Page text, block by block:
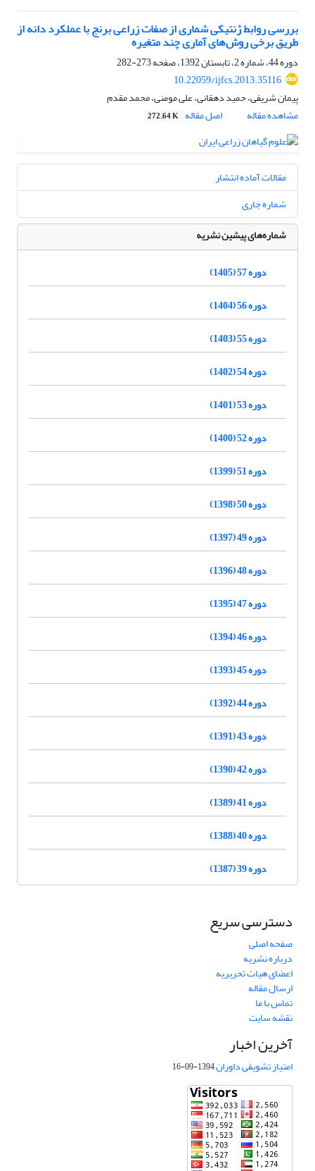
بررسی روابط ژنتیکی شماری از صفات زراعی برنج با عملکرد دانه از
طریق برخی روش‌های آماری چند متغیره
دوره 44، شماره 2، تابستان 1392، صفحه
273-282
10.22059/ijfcs.2013.35116
پیمان شریفى، حمید دهقانی، علی مومنی، محمد مقدم
مشاهده مقاله
اصل مقاله 272.64 K
مقالات آماده انتشار
شماره جاری
شماره‌های پیشین نشریه
دوره 57 (1405)
دوره 56 (1404)
دوره 55 (1403)
دوره 54 (1402)
دوره 53 (1401)
دوره 52 (1400)
دوره 51 (1399)
دوره 50 (1398)
دوره 49 (1397)
دوره 48 (1396)
دوره 47 (1395)
دوره 46 (1394)
دوره 45 (1393)
دوره 44 (1392)
دوره 43 (1391)
دوره 42 (1390)
دوره 41 (1389)
دوره 40 (1388)
دوره 39 (1387)
دسترسی سریع
صفحه اصلی
درباره نشریه
اعضای هیات تحریریه
ارسال مقاله
تماس با ما
نقشه سایت
آخرین اخبار
امتیاز تشویقی داوران1394-09-16